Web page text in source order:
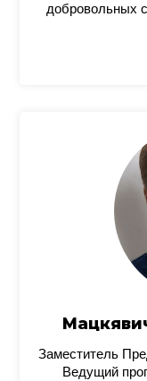
добровольных
Заместитель
Ведущий